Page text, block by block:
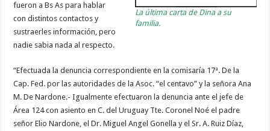
La última carta de Dina a su
familia.
fueron a Bs As para hablar
con distintos contactos y
sustraerles información, pero
nadie sabia nada al respecto.
“Efectuada la denuncia correspondiente en la comisaría 17ª. De la
Cap. Fed. por las autoridades de la Asoc. “el centavo” y la señora Ana
M. De Nardone.- Igualmente efectuaron la denuncia ante el jefe de
Área 124 con asiento en C. del Uruguay Tte. Coronel Noé el padre
señor Elio Nardone, el Dr. Miguel Angel Gonella y el Sr. A. Ruiz Díaz,